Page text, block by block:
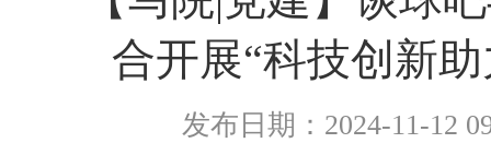
合开展“科技创新
发布日期：2024-11-12